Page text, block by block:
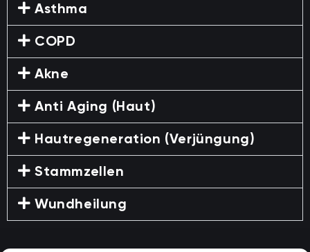
Asthma
COPD
Akne
Anti Aging (Haut)
Hautregeneration (Verjüngung)
Stammzellen
Wundheilung